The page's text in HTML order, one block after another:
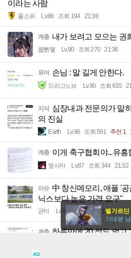
이라는 사람
풀소유 Lv.86 조회 194 21:38
계층 내가 보려고 모으는 권
꿻뻵뗗 Lv.90 조회 270 21:36
유머 손님 : 말 길게 안한다.
드라고노브 Lv.90 조회 635
지식 심장내과 전문의가 말
의 진실
Earth Lv.96 조회 591 추천 1
계층 이게 축구협회야...유흥
옆사마 Lv.87 조회 344 21:32
이슈 中 창신메모리, 애플 '
닉스보다 높은 가격 요구"
균터 Lv.42 조회 690 21:28
계층 하루만에 20 정도 벌고
AD
벨가르
기대평